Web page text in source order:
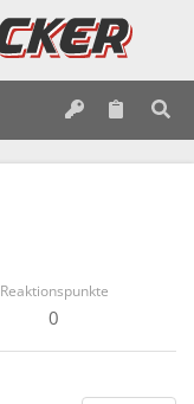
Reaktionspunkte
0